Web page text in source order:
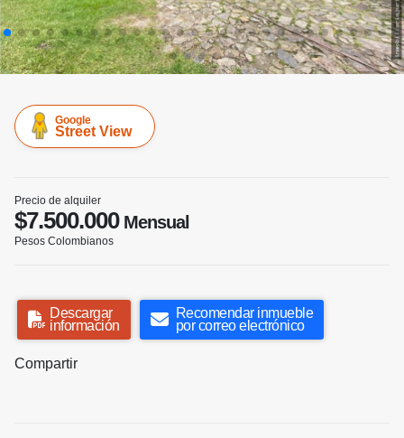
Google
Street View
Precio de alquiler
$7.500.000Mensual
Pesos Colombianos
Descargar
información
Recomendar inmueble
por correo electrónico
Compartir